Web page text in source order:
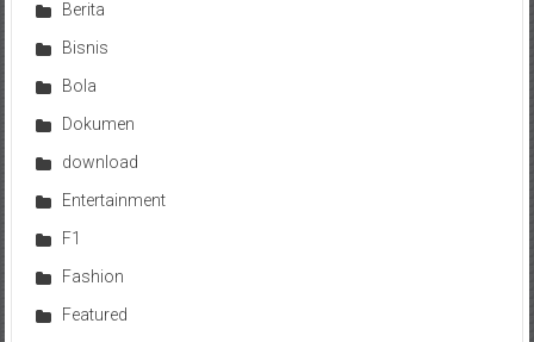
Berita
Bisnis
Bola
Dokumen
download
Entertainment
F1
Fashion
Featured